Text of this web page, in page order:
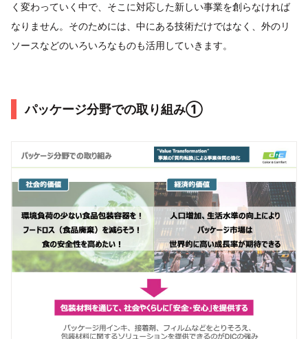
く変わっていく中で、そこに対応した新しい事業を創らなければ
なりません。そのためには、中にある技術だけではなく、外のリ
ソースなどのいろいろなものも活用していきます。
パッケージ分野での取り組み①